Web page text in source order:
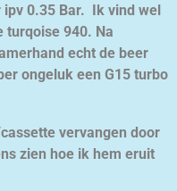
0.35 Bar. Ik vind wel
turqoise 940. Na
echt de beer
ongeluk een G15 turbo
vervangen door
zien hoe ik hem eruit